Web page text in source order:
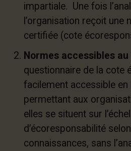
impartiale. Une fois
l’organisation reçoit une
certifiée (cote
Normes accessibles
questionnaire de la cote
facilement accessible en
permettant aux
elles se situent sur
d’écoresponsabilité
connaissances, sans